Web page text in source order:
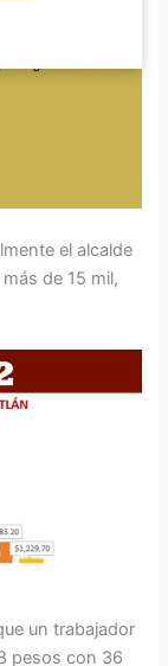
el alcalde
de 15 mil,
un trabajador
pesos con 36